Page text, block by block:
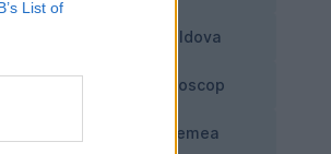
List of
Moldova
Horoscop
Vremea